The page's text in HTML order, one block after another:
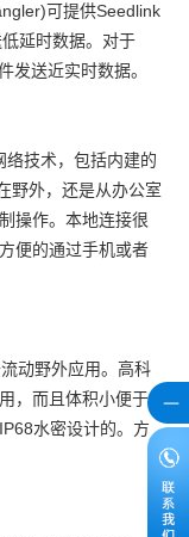
可提供Seedlink
延时数据。对于
发送近实时数据。
技术，包括内建的
野外，还是从办公室
操作。本地连接很
便的通过手机或者
动野外应用。高科
，而且体积小便于
水密设计的。方